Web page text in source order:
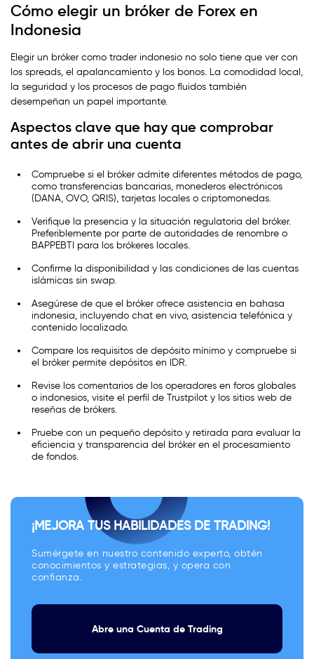
Cómo elegir un bróker de Forex en
Indonesia
Elegir un bróker como trader indonesio no solo tiene que ver con
los spreads, el apalancamiento y los bonos. La comodidad local,
la seguridad y los procesos de pago fluidos también
desempeñan un papel importante.
Aspectos clave que hay que comprobar
antes de abrir una cuenta
Compruebe si el bróker admite diferentes métodos de pago,
como transferencias bancarias, monederos electrónicos
(DANA, OVO, QRIS), tarjetas locales o criptomonedas.
Verifique la presencia y la situación regulatoria del bróker.
Preferiblemente por parte de autoridades de renombre o
BAPPEBTI para los brókeres locales.
Confirme la disponibilidad y las condiciones de las cuentas
islámicas sin swap.
Asegúrese de que el bróker ofrece asistencia en bahasa
indonesia, incluyendo chat en vivo, asistencia telefónica y
contenido localizado.
Compare los requisitos de depósito mínimo y compruebe si
el bróker permite depósitos en IDR.
Revise los comentarios de los operadores en foros globales
o indonesios, visite el perfil de Trustpilot y los sitios web de
reseñas de brókers.
Pruebe con un pequeño depósito y retirada para evaluar la
eficiencia y transparencia del bróker en el procesamiento
de fondos.
¡MEJORA TUS HABILIDADES DE TRADING!
Sumérgete en nuestro contenido experto, obtén
conocimientos y estrategias, y opera con
confianza.
Abre una Cuenta de Trading